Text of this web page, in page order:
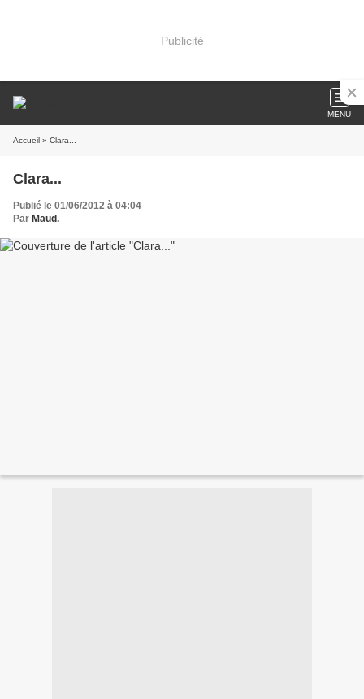
Publicité
MENU
Accueil » Clara...
Clara...
Publié le 01/06/2012 à 04:04
Par Maud.